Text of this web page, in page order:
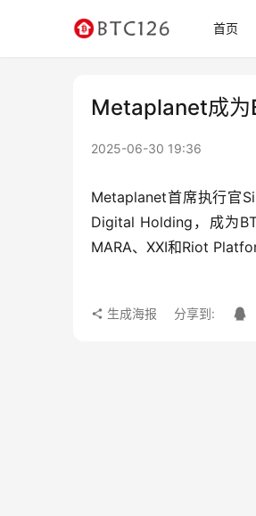
首页
Metaplanet成为
2025-06-30 19:36
Metaplanet首席执行官
Digital Holding，成为
MARA、XXI和Riot
生成海报 分享到: